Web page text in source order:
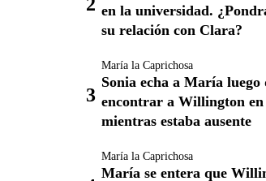
en la universidad.
su relación con Clara?
María la Caprichosa
Sonia echa a María luego
encontrar a Willington en
mientras estaba ausente
María la Caprichosa
María se entera que